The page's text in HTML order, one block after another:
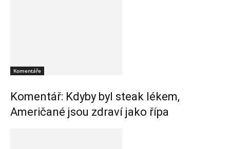
Komentáře
Komentář: Kdyby byl steak lékem,
Američané jsou zdraví jako řípa